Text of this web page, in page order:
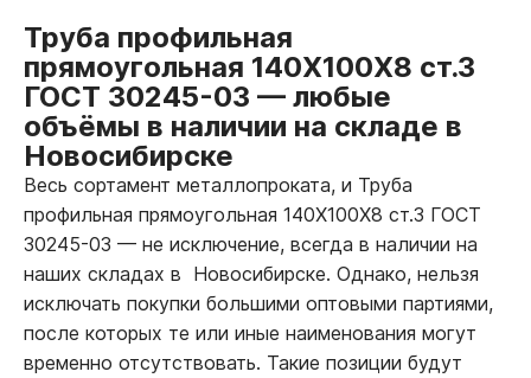
Труба профильная
прямоугольная 140Х100Х8 ст.3
ГОСТ 30245-03 — любые
объёмы в наличии на складе в
Новосибирске
Весь сортамент металлопроката, и Труба
профильная прямоугольная 140Х100Х8 ст.3 ГОСТ
30245-03 — не исключение, всегда в наличии на
наших складах в Новосибирске. Однако, нельзя
исключать покупки большими оптовыми партиями,
после которых те или иные наименования могут
временно отсутствовать. Такие позиции будут